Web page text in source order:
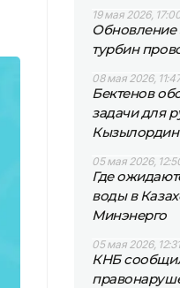
19 мая 2026,
Обновление
турбин
08 мая 2026,
Бектенов
задачи для
05 мая 2026,
Где
воды в
Минэнерго
05 мая 2026, 12:31
КНБ